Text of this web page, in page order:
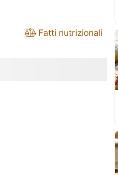
Fatti nutrizionali